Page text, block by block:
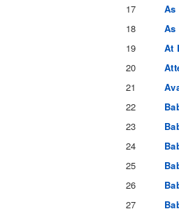
17
As
18
As
19
At
20
21
22
23
24
25
26
27